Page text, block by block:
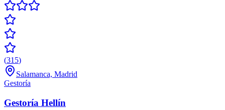
(315)
Salamanca, Madrid
Gestoría
Gestoría Hellín